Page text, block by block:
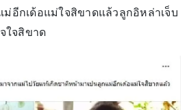
อีกเด้อแม่ใจสิขาดแล้วลูกอิหล่าเจ็บ
ใจสิขาด